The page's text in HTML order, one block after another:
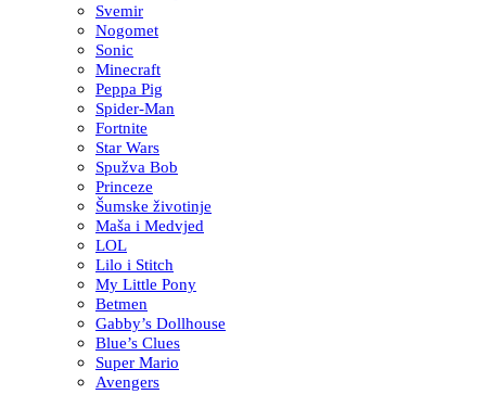
Svemir
Nogomet
Sonic
Minecraft
Peppa Pig
Spider-Man
Fortnite
Star Wars
Spužva Bob
Princeze
Šumske životinje
Maša i Medvjed
LOL
Lilo i Stitch
My Little Pony
Betmen
Gabby’s Dollhouse
Blue’s Clues
Super Mario
Avengers